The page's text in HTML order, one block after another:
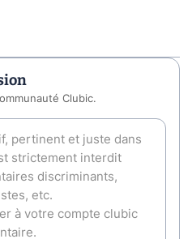
Clubic.